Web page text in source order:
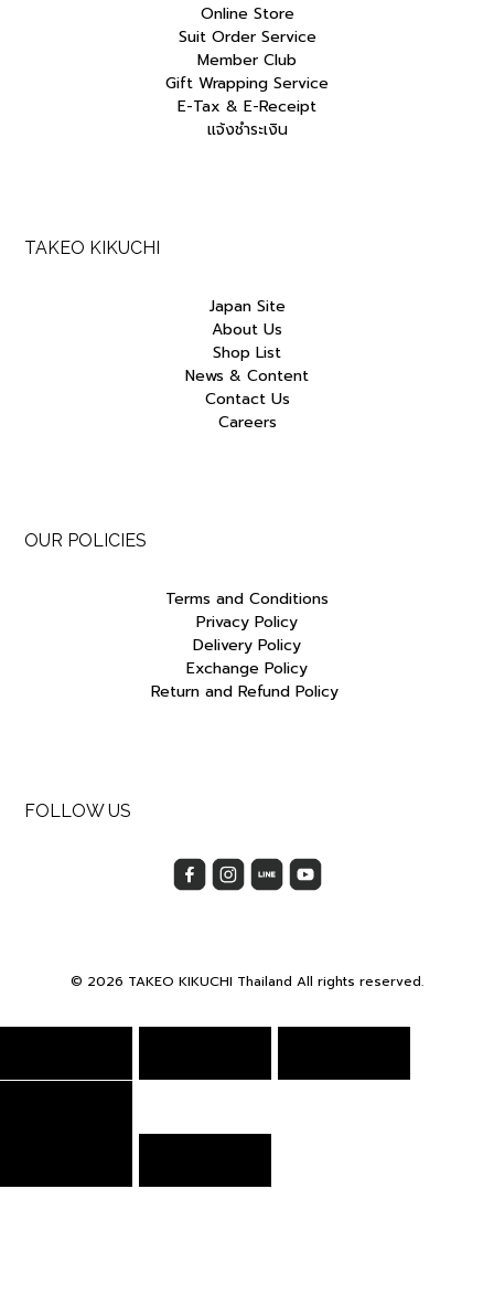
Online Store
Suit Order Service
Member Club
Gift Wrapping Service
E-Tax & E-Receipt
แจ้งชำระเงิน
TAKEO KIKUCHI
Japan Site
About Us
Shop List
News & Content
Contact Us
Careers
OUR POLICIES
Terms and Conditions
Privacy Policy
Delivery Policy
Exchange Policy
Return and Refund Policy
FOLLOW US
© 2026 TAKEO KIKUCHI Thailand All rights reserved.